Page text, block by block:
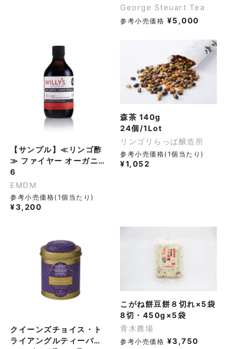
George Steuart Tea
参考小売価格 ¥5,000
【サンプル】≪リンゴ酢
≫ ファイヤー オーガニッ
クアップルサイダービネ
ガー 500ml 酸化防止
剤・甘味料・濃縮果汁不
使用 無添加 100％ナチュ
6
EMDM
参考小売価格(1個当たり)
¥3,200
森茶 140g
24個/1Lot
リンゴリらっぱ醸造所
参考小売価格(1個当たり)
¥1,052
クイーンズチョイス・ト
ライアングルティーバッ
こがね餅豆餅８切れ×5袋
8切・450g×5袋
青木農場
参考小売価格 ¥3,750